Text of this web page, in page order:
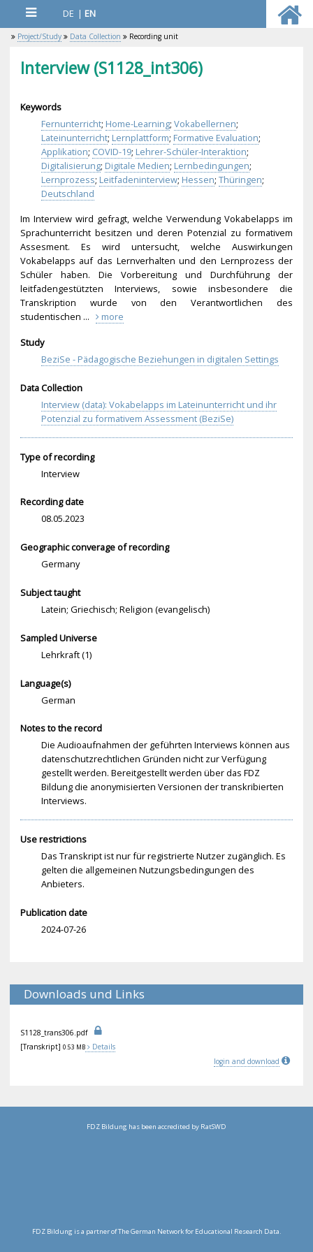
DE | EN
Project/Study Data Collection Recording unit
Interview (S1128_int306)
Keywords
Fernunterricht; Home-Learning; Vokabellernen;
Lateinunterricht; Lernplattform; Formative Evaluation;
Applikation; COVID-19; Lehrer-Schüler-Interaktion;
Digitalisierung; Digitale Medien; Lernbedingungen;
Lernprozess; Leitfadeninterview; Hessen; Thüringen;
Deutschland
Im Interview wird gefragt, welche Verwendung Vokabelapps im
Sprachunterricht besitzen und deren Potenzial zu formativem
Assesment. Es wird untersucht, welche Auswirkungen
Vokabelapps auf das Lernverhalten und den Lernprozess der
Schüler haben. Die Vorbereitung und Durchführung der
leitfadengestützten Interviews, sowie insbesondere die
Transkription wurde von den Verantwortlichen des
studentischen ...
more
Study
BeziSe - Pädagogische Beziehungen in digitalen Settings
Data Collection
Interview (data): Vokabelapps im Lateinunterricht und ihr
Potenzial zu formativem Assessment (BeziSe)
Type of recording
Interview
Recording date
08.05.2023
Geographic converage of recording
Germany
Subject taught
Latein; Griechisch; Religion (evangelisch)
Sampled Universe
Lehrkraft (1)
Language(s)
German
Notes to the record
Die Audioaufnahmen der geführten Interviews können aus
datenschutzrechtlichen Gründen nicht zur Verfügung
gestellt werden. Bereitgestellt werden über das FDZ
Bildung die anonymisierten Versionen der transkribierten
Interviews.
Use restrictions
Das Transkript ist nur für registrierte Nutzer zugänglich. Es
gelten die allgemeinen Nutzungsbedingungen des
Anbieters.
Publication date
2024-07-26
Downloads und Links
S1128_ trans306.pdf
[Transkript] 0.53 MB
Details
login and download
FDZ Bildung has been accredited by RatSWD
FDZ Bildung is a partner of The German Network for Educational Research Data.